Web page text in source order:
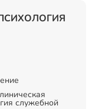
служебной